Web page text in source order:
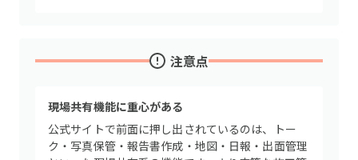
注意点
現場共有機能に重心がある
公式サイトで前面に押し出されているのは、トー
ク・写真保管・報告書作成・地図・日報・出面管理